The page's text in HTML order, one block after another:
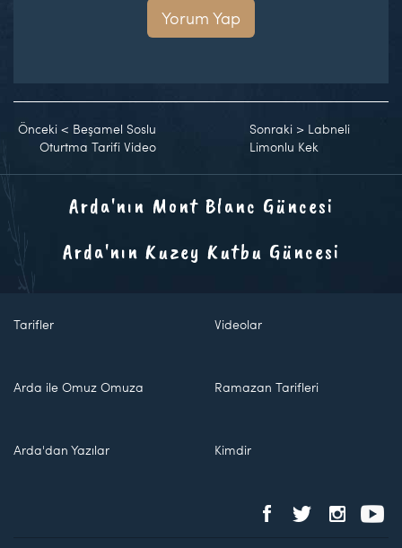
Yorum Yap
Önceki < Beşamel Soslu
Oturtma Tarifi Video
Sonraki > Labneli
Limonlu Kek
Arda'nın Mont Blanc Güncesi
Arda'nın Kuzey Kutbu Güncesi
Tarifler Videolar
Arda ile Omuz Omuza Ramazan Tarifleri
Arda'dan Yazılar Kimdir